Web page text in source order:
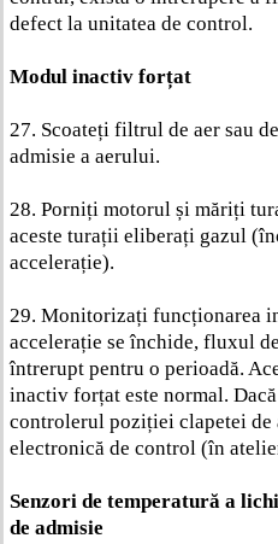
defect la unitatea de control.
Modul inactiv forțat
27. Scoateți filtrul de aer sau
admisie a aerului.
28. Porniți motorul și măriți
aceste turații eliberați gazul
accelerație).
29. Monitorizați funcționarea
accelerație se închide, fluxul
întrerupt pentru o perioadă.
inactiv forțat este normal.
controlerul poziției clapetei de
electronică de control (în
Senzori de temperatură a
de admisie